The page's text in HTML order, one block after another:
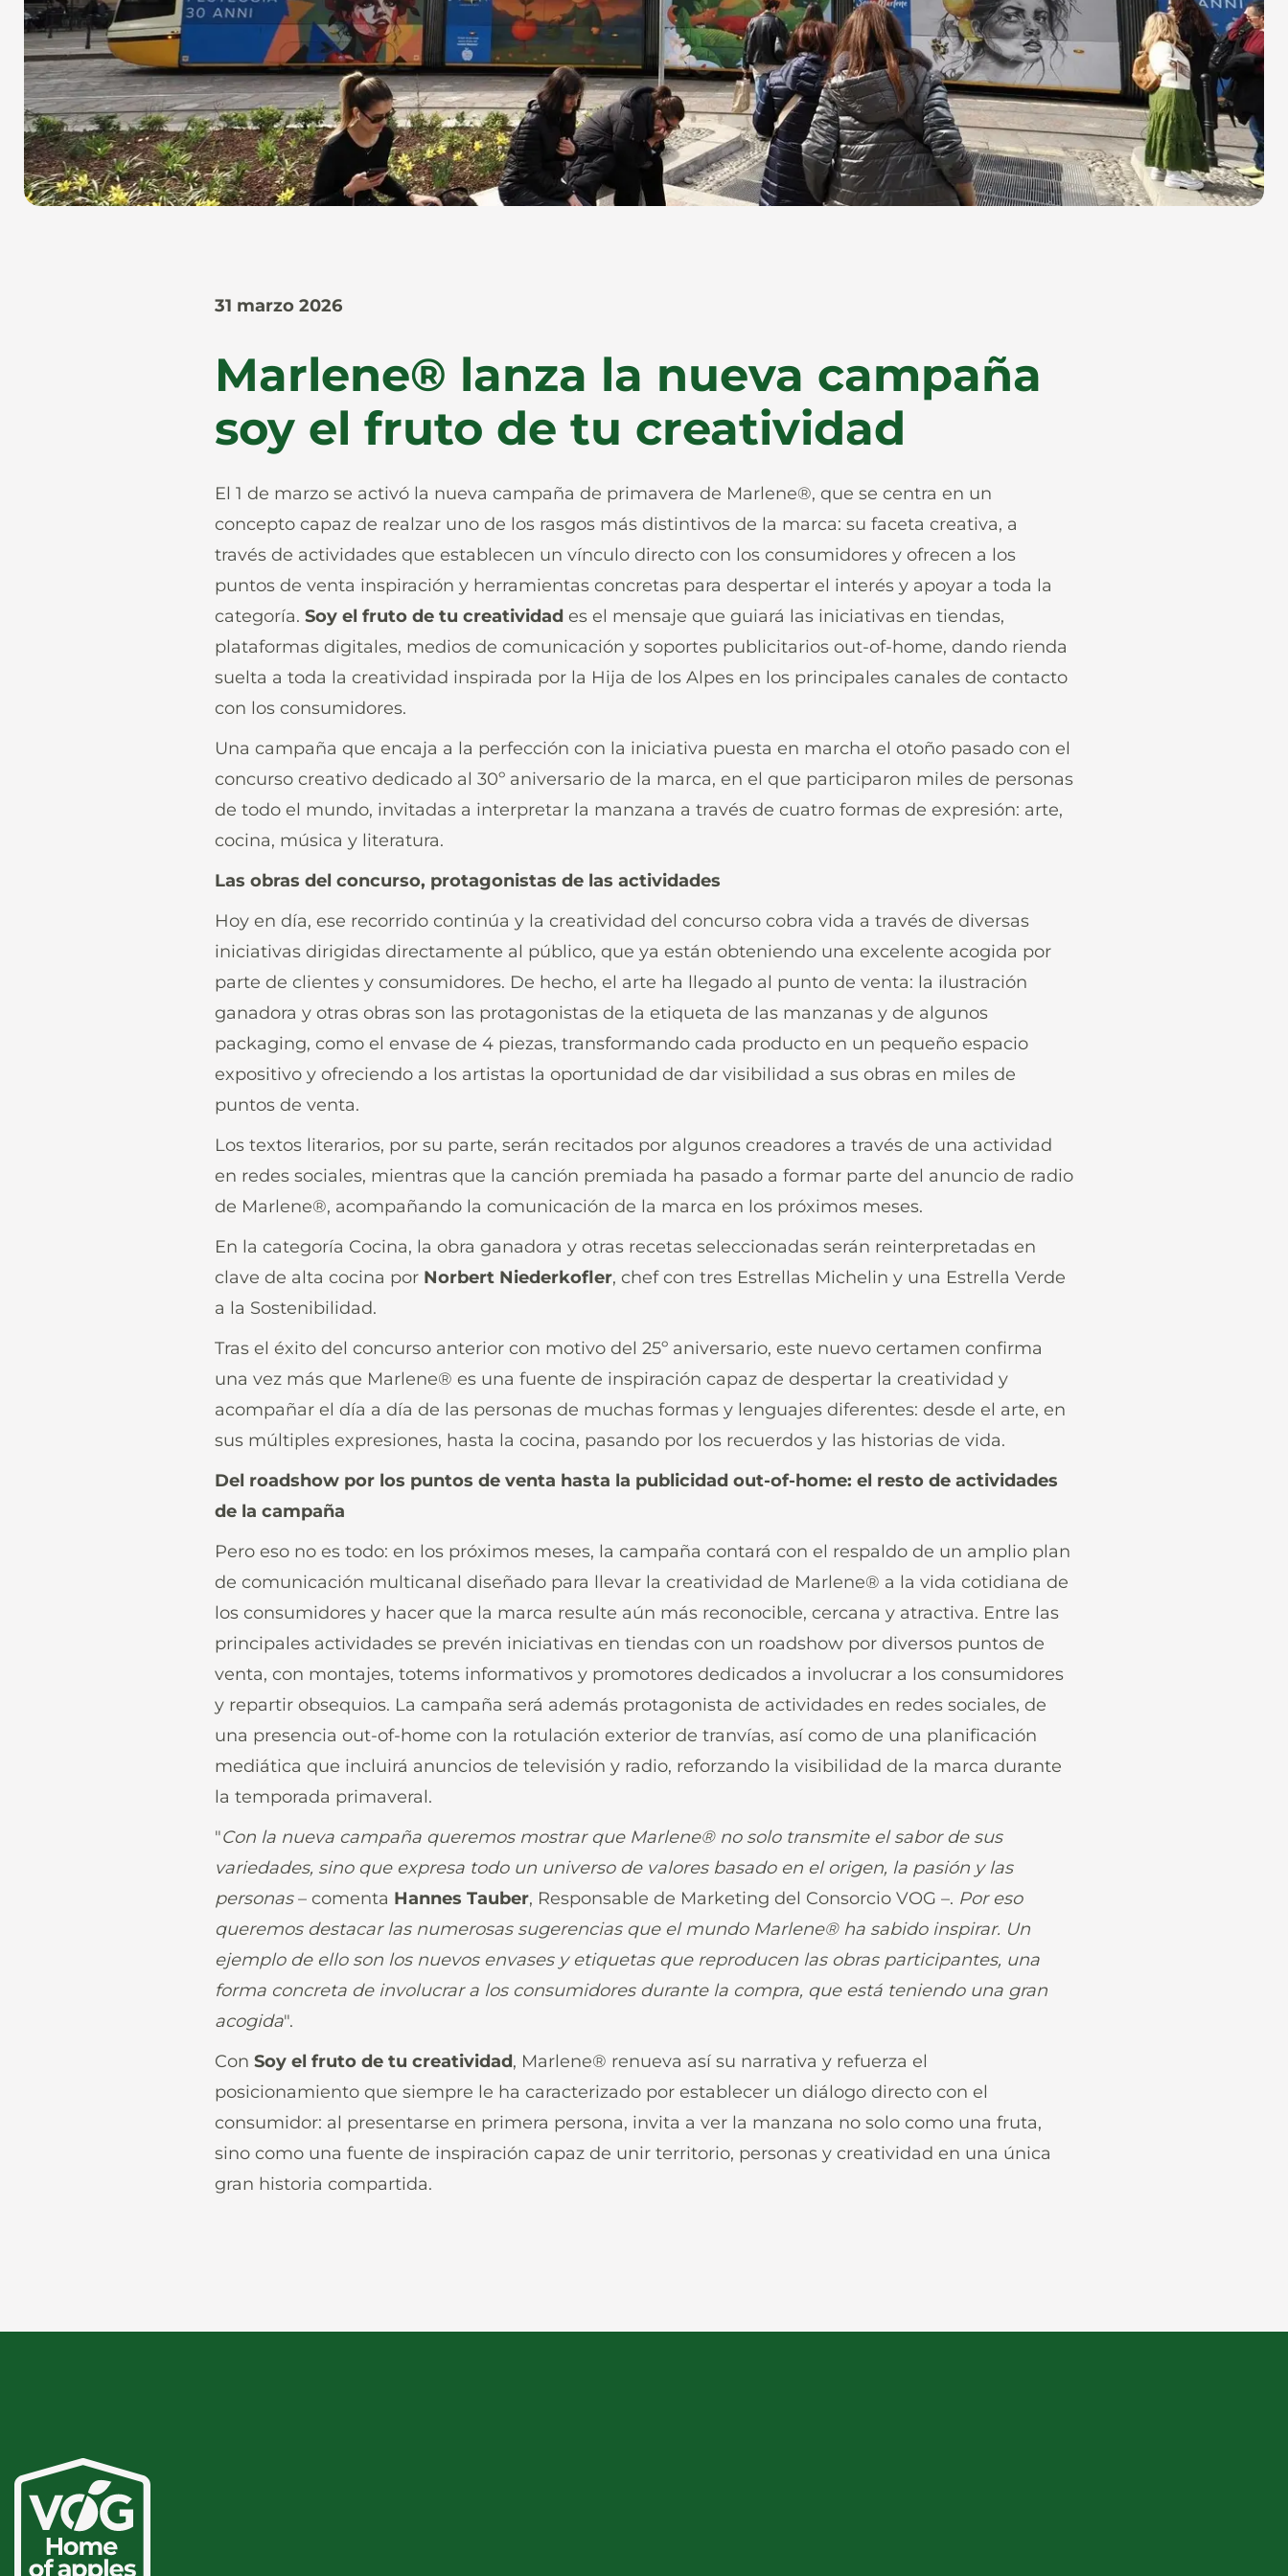
31 marzo 2026
Marlene® lanza la nueva campaña
soy el fruto de tu creatividad
El 1 de marzo se activó la nueva campaña de primavera de Marlene®, que se centra en un
concepto capaz de realzar uno de los rasgos más distintivos de la marca: su faceta creativa, a
través de actividades que establecen un vínculo directo con los consumidores y ofrecen a los
puntos de venta inspiración y herramientas concretas para despertar el interés y apoyar a toda la
categoría. Soy el fruto de tu creatividad es el mensaje que guiará las iniciativas en tiendas,
plataformas digitales, medios de comunicación y soportes publicitarios out-of-home, dando rienda
suelta a toda la creatividad inspirada por la Hija de los Alpes en los principales canales de contacto
con los consumidores.
Una campaña que encaja a la perfección con la iniciativa puesta en marcha el otoño pasado con el
concurso creativo dedicado al 30º aniversario de la marca, en el que participaron miles de personas
de todo el mundo, invitadas a interpretar la manzana a través de cuatro formas de expresión: arte,
cocina, música y literatura.
Las obras del concurso, protagonistas de las actividades
Hoy en día, ese recorrido continúa y la creatividad del concurso cobra vida a través de diversas
iniciativas dirigidas directamente al público, que ya están obteniendo una excelente acogida por
parte de clientes y consumidores. De hecho, el arte ha llegado al punto de venta: la ilustración
ganadora y otras obras son las protagonistas de la etiqueta de las manzanas y de algunos
packaging, como el envase de 4 piezas, transformando cada producto en un pequeño espacio
expositivo y ofreciendo a los artistas la oportunidad de dar visibilidad a sus obras en miles de
puntos de venta.
Los textos literarios, por su parte, serán recitados por algunos creadores a través de una actividad
en redes sociales, mientras que la canción premiada ha pasado a formar parte del anuncio de radio
de Marlene®, acompañando la comunicación de la marca en los próximos meses.
En la categoría Cocina, la obra ganadora y otras recetas seleccionadas serán reinterpretadas en
clave de alta cocina por Norbert Niederkofler, chef con tres Estrellas Michelin y una Estrella Verde
a la Sostenibilidad.
Tras el éxito del concurso anterior con motivo del 25º aniversario, este nuevo certamen confirma
una vez más que Marlene® es una fuente de inspiración capaz de despertar la creatividad y
acompañar el día a día de las personas de muchas formas y lenguajes diferentes: desde el arte, en
sus múltiples expresiones, hasta la cocina, pasando por los recuerdos y las historias de vida.
Del roadshow por los puntos de venta hasta la publicidad out-of-home: el resto de actividades
de la campaña
Pero eso no es todo: en los próximos meses, la campaña contará con el respaldo de un amplio plan
de comunicación multicanal diseñado para llevar la creatividad de Marlene® a la vida cotidiana de
los consumidores y hacer que la marca resulte aún más reconocible, cercana y atractiva. Entre las
principales actividades se prevén iniciativas en tiendas con un roadshow por diversos puntos de
venta, con montajes, totems informativos y promotores dedicados a involucrar a los consumidores
y repartir obsequios. La campaña será además protagonista de actividades en redes sociales, de
una presencia out-of-home con la rotulación exterior de tranvías, así como de una planificación
mediática que incluirá anuncios de televisión y radio, reforzando la visibilidad de la marca durante
la temporada primaveral.
"Con la nueva campaña queremos mostrar que Marlene® no solo transmite el sabor de sus
variedades, sino que expresa todo un universo de valores basado en el origen, la pasión y las
personas– comenta Hannes Tauber, Responsable de Marketing del Consorcio VOG –. Por eso
queremos destacar las numerosas sugerencias que el mundo Marlene® ha sabido inspirar. Un
ejemplo de ello son los nuevos envases y etiquetas que reproducen las obras participantes, una
forma concreta de involucrar a los consumidores durante la compra, que está teniendo una gran
acogida".
Con Soy el fruto de tu creatividad, Marlene® renueva así su narrativa y refuerza el
posicionamiento que siempre le ha caracterizado por establecer un diálogo directo con el
consumidor: al presentarse en primera persona, invita a ver la manzana no solo como una fruta,
sino como una fuente de inspiración capaz de unir territorio, personas y creatividad en una única
gran historia compartida.